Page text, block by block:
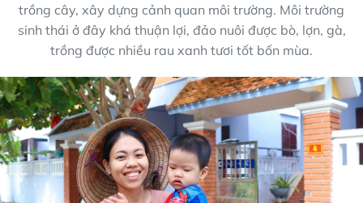
trồng cây, xây dựng cảnh quan môi trường. Môi trường
sinh thái ở đây khá thuận lợi, đảo nuôi được bò, lợn, gà,
trồng được nhiều rau xanh tươi tốt bốn mùa.